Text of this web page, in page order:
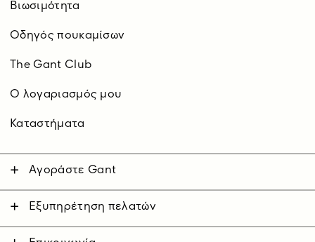
Βιωσιμότητα
Οδηγός πουκαμίσων
The Gant Club
O λογαριασμός μου
Καταστήματα
Αγοράστε Gant
Γυναίκα
Παιδικά
Εξυπηρέτηση πελατών